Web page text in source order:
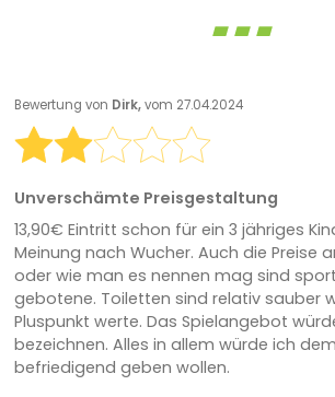
Bewertung von Dirk,vom 27.04.2024
Unverschämte Preisgestaltung
13,90€ Eintritt schon für ein 3 jähriges
Meinung nach Wucher. Auch die Preise
oder wie man es nennen mag sind
gebotene. Toiletten sind relativ sauber
Pluspunkt werte. Das Spielangebot
bezeichnen. Alles in allem würde ich
befriedigend geben wollen.